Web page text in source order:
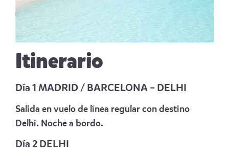
Itinerario
Día 1 MADRID / BARCELONA – DELHI
Salida en vuelo de línea regular con destino
Delhi. Noche a bordo.
Día 2 DELHI